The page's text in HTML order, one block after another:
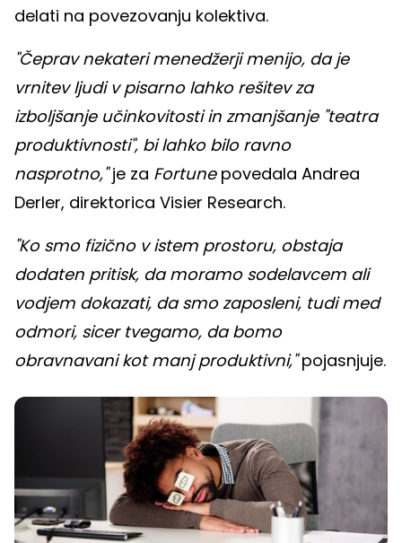
delati na povezovanju kolektiva.
"Čeprav nekateri menedžerji menijo, da je
vrnitev ljudi v pisarno lahko rešitev za
izboljšanje učinkovitosti in zmanjšanje "teatra
produktivnosti", bi lahko bilo ravno
nasprotno,"je za Fortune povedala Andrea
Derler, direktorica Visier Research.
"Ko smo fizično v istem prostoru, obstaja
dodaten pritisk, da moramo sodelavcem ali
vodjem dokazati, da smo zaposleni, tudi med
odmori, sicer tvegamo, da bomo
obravnavani kot manj produktivni,"pojasnjuje.